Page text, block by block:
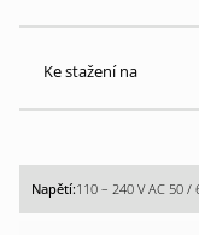
Ke stažení na
110 – 240 V AC 50 /